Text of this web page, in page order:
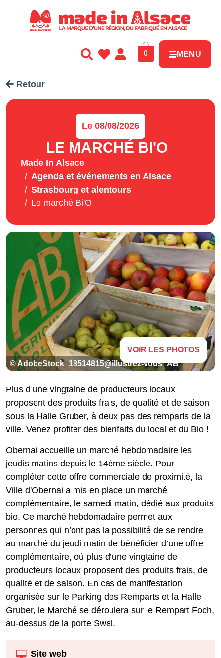
0 MENU
Retour
Le 08/08/2026
LE MARCHÉ BI'O
Made In Alsace
Agenda et événements en Alsace
Strasbourg et alentours
Le marché Bi'O
© AdobeStock_18514815@illustrez-vous_AB
VOIR LES PHOTOS
Plus d’une vingtaine de producteurs locaux
proposent des produits frais, de qualité et de saison
sous la Halle Gruber, à deux pas des remparts de la
ville. Venez profiter des bienfaits du local et du Bio !
Obernai accueille un marché hebdomadaire les
jeudis matins depuis le 14ème siècle. Pour
compléter cette offre commerciale de proximité, la
Ville d'Obernai a mis en place un marché
complémentaire, le samedi matin, dédié aux produits
bio. Ce marché hebdomadaire permet aux
personnes qui n’ont pas la possibilité de se rendre
au marché du jeudi matin de bénéficier d’une offre
complémentaire, où plus d’une vingtaine de
producteurs locaux proposent des produits frais, de
qualité et de saison. En cas de manifestation
organisée sur le Parking des Remparts et la Halle
Gruber, le Marché se déroulera sur le Rempart Foch,
au-dessus de la porte Swal.
Site web